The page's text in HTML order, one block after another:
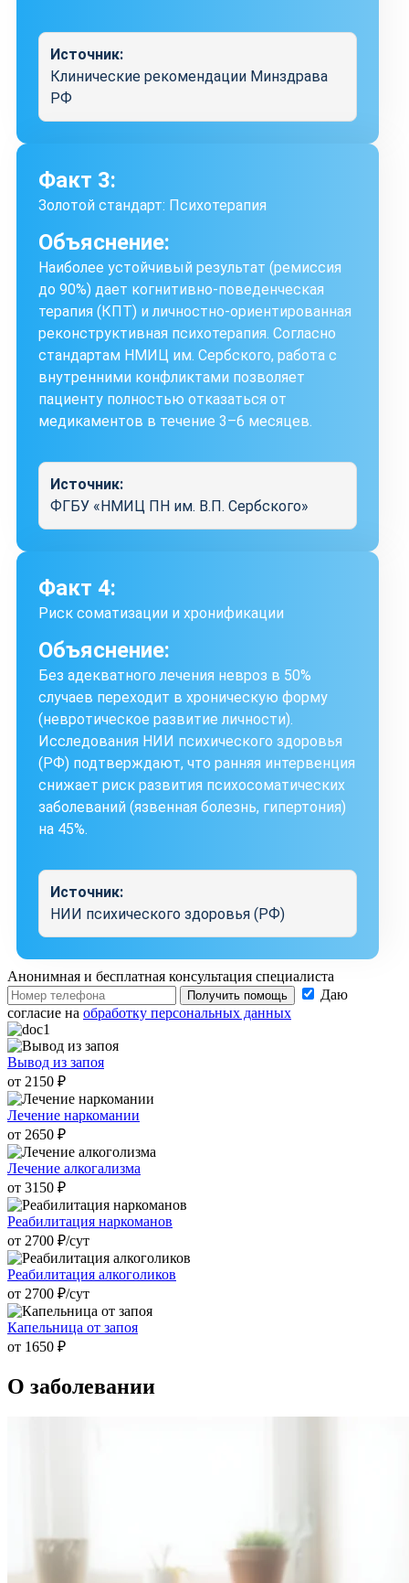
Источник:
Клинические рекомендации Минздрава
РФ
Факт 3:
Золотой стандарт: Психотерапия
Объяснение:
Наиболее устойчивый результат (ремиссия
до 90%) дает когнитивно-поведенческая
терапия (КПТ) и личностно-ориентированная
реконструктивная психотерапия. Согласно
стандартам НМИЦ им. Сербского, работа с
внутренними конфликтами позволяет
пациенту полностью отказаться от
медикаментов в течение 3–6 месяцев.
Источник:
ФГБУ «НМИЦ ПН им. В.П. Сербского»
Факт 4:
Риск соматизации и хронификации
Объяснение:
Без адекватного лечения невроз в 50%
случаев переходит в хроническую форму
(невротическое развитие личности).
Исследования НИИ психического здоровья
(РФ) подтверждают, что ранняя интервенция
снижает риск развития психосоматических
заболеваний (язвенная болезнь, гипертония)
на 45%.
Источник:
НИИ психического здоровья (РФ)
Анонимная и бесплатная консультация специалиста
Получить помощь
Даю
согласие на обработку персональных данных
Вывод из запоя
от 2150 ₽
Лечение наркомании
от 2650 ₽
Лечение алкогализма
от 3150 ₽
Реабилитация наркоманов
от 2700 ₽/cут
Реабилитация алкоголиков
от 2700 ₽/cут
Капельница от запоя
от 1650 ₽
О заболевании